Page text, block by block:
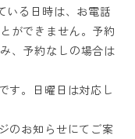
る日時は、お電話
ができません。予約
、予約なしの場合は
す。日曜日は対応し
のお知らせにてご案